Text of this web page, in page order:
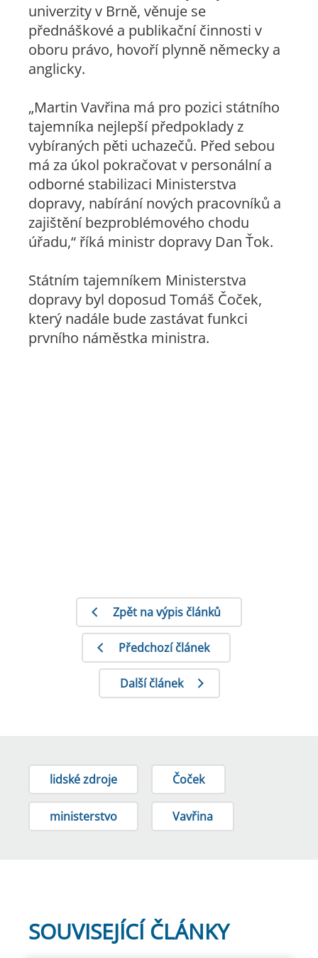
univerzity v Brně, věnuje se
přednáškové a publikační činnosti v
oboru právo, hovoří plynně německy a
anglicky.
„Martin Vavřina má pro pozici státního
tajemníka nejlepší předpoklady z
vybíraných pěti uchazečů. Před sebou
má za úkol pokračovat v personální a
odborné stabilizaci Ministerstva
dopravy, nabírání nových pracovníků a
zajištění bezproblémového chodu
úřadu,“ říká ministr dopravy Dan Ťok.
Státním tajemníkem Ministerstva
dopravy byl doposud Tomáš Čoček,
který nadále bude zastávat funkci
prvního náměstka ministra.
Zpět na výpis článků
Předchozí článek
Další článek
lidské zdroje Čoček
ministerstvo Vavřina
SOUVISEJÍCÍ ČLÁNKY